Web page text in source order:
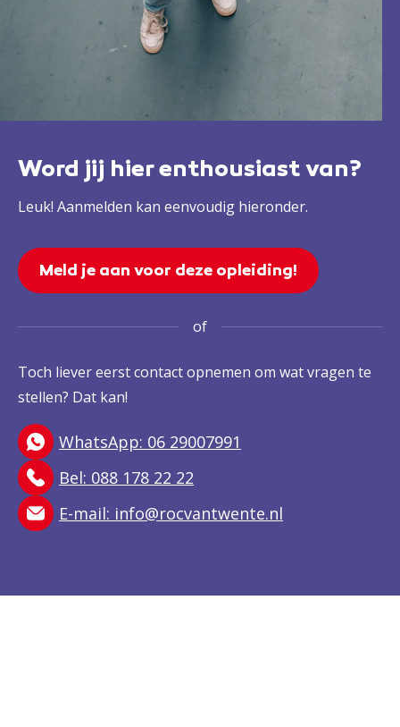
Word jij hier enthousiast van?
Leuk! Aanmelden kan eenvoudig hieronder.
Meld je aan voor deze opleiding!
of
Toch liever eerst contact opnemen om wat vragen te
stellen? Dat kan!
WhatsApp: 06 29007991
Bel: 088 178 22 22
E-mail: info@rocvantwente.nl